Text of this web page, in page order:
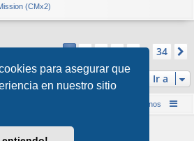
para asegurar que
en nuestro sitio
(CMx2)
Página1de34
1 2 3 4 5 … 34
Ir a
Lanza Wargames Contáctenos
® Forum Software © phpBB Limited